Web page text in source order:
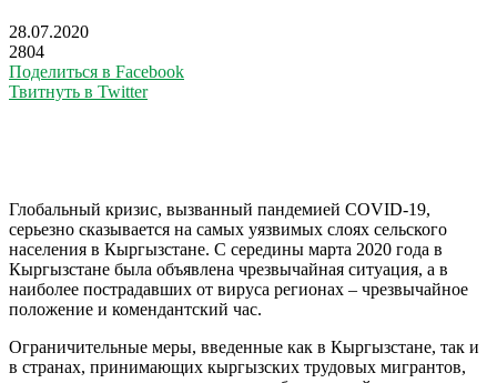
28.07.2020
2804
Поделиться в Facebook
Твитнуть в Twitter
Глобальный кризис, вызванный пандемией COVID-19,
серьезно сказывается на самых уязвимых слоях сельского
населения в Кыргызстане. С середины марта 2020 года в
Кыргызстане была объявлена чрезвычайная ситуация, а в
наиболее пострадавших от вируса регионах – чрезвычайное
положение и комендантский час.
Ограничительные меры, введенные как в Кыргызстане, так и
в странах, принимающих кыргызских трудовых мигрантов,